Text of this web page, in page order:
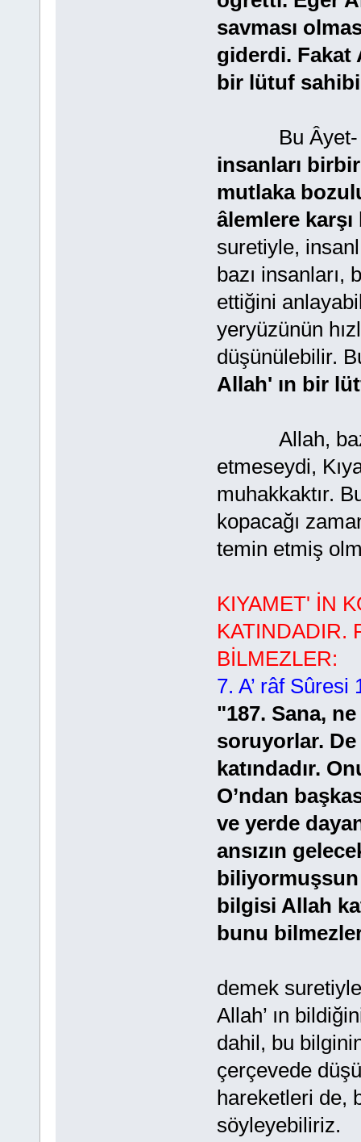
savması
giderdi. Fakat
bir lütuf
Bu Âyet- i
insanları
mutlaka
âlemlere
suretiyle,
bazı insanları,
ettiğini
yeryüzünün
düşünülebilir.
Allah' ın bir
Allah, bazı
etmeseydi,
muhakkaktır.
kopacağı
temin etmiş
KIYAMET' İN
KATINDADIR.
BİLMEZLER:
7. A’ râf
"187. Sana,
soruyorlar.
katındadır.
O’ndan
ve yerde
ansızın
bilgisi Allah
bunu
demek
Allah’ ın
dahil, bu
çerçevede
hareketleri de,
söyleyebiliriz.